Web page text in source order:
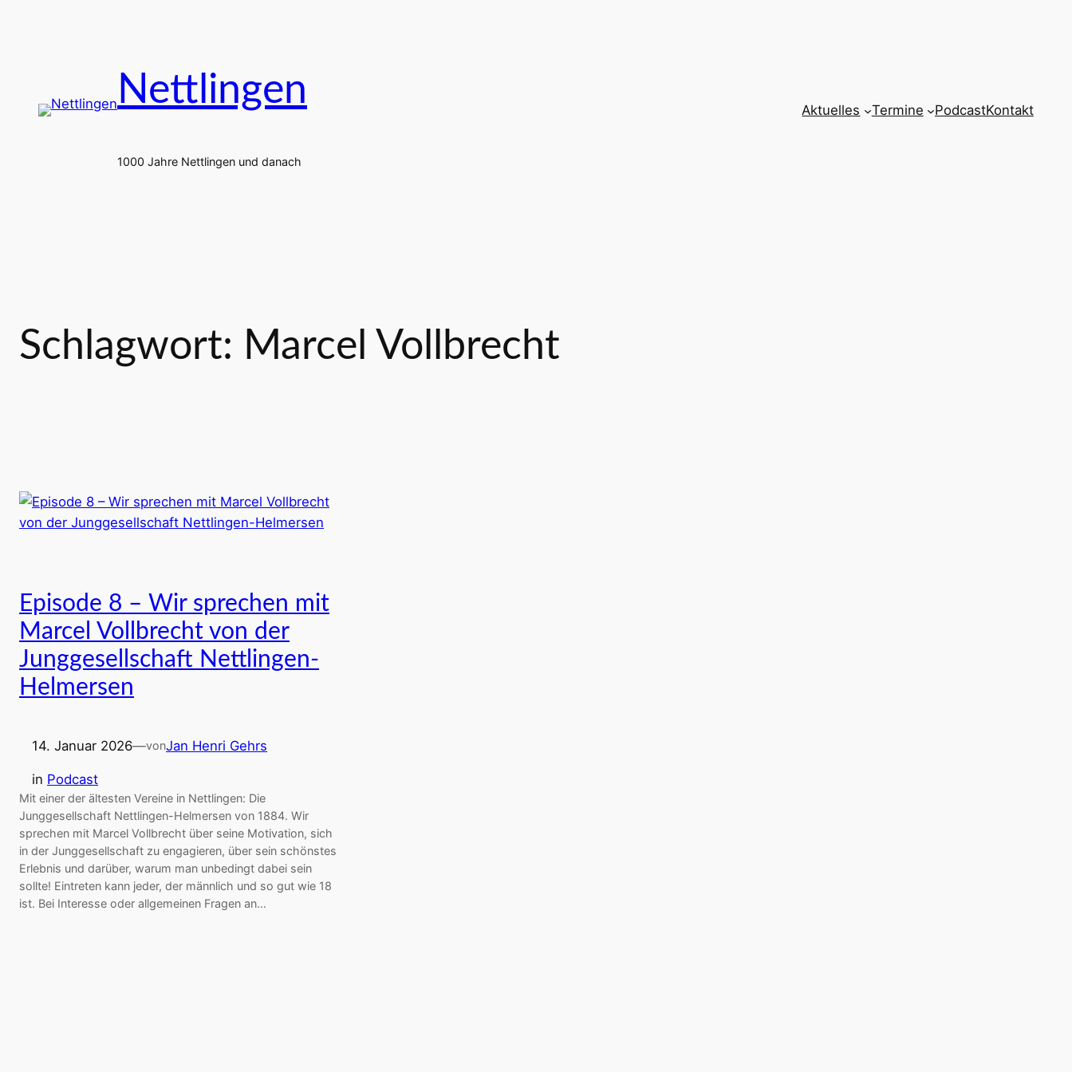
Nettlingen
1000 Jahre Nettlingen und danach
Aktuelles Termine PodcastKontakt
Schlagwort: Marcel Vollbrecht
Episode 8 – Wir sprechen mit
Marcel Vollbrecht von der
Junggesellschaft Nettlingen-
Helmersen
14. Januar 2026—vonJan Henri Gehrs
in Podcast
Mit einer der ältesten Vereine in Nettlingen: Die
Junggesellschaft Nettlingen-Helmersen von 1884. Wir
sprechen mit Marcel Vollbrecht über seine Motivation, sich
in der Junggesellschaft zu engagieren, über sein schönstes
Erlebnis und darüber, warum man unbedingt dabei sein
sollte! Eintreten kann jeder, der männlich und so gut wie 18
ist. Bei Interesse oder allgemeinen Fragen an…